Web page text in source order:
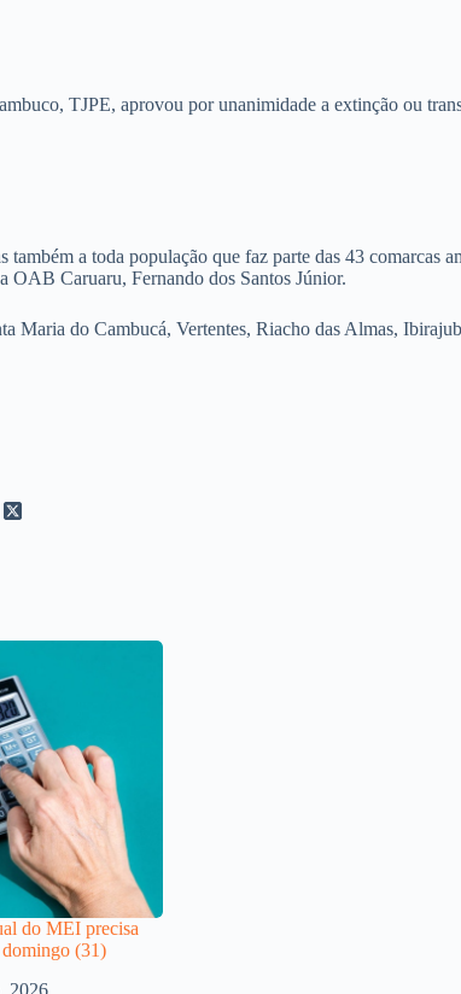
TJPE, aprovou por unanimidade a extinção ou
a toda população que faz parte das 43 comarcas
OAB Caruaru, Fernando dos Santos Júnior.
do Cambucá, Vertentes, Riacho das Almas,
do MEI precisa
domingo (31)
2026